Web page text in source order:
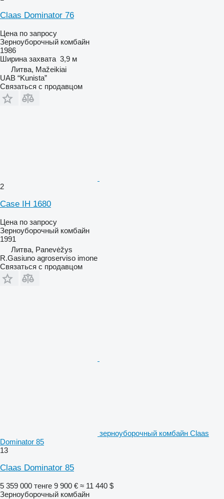
Claas Dominator 76
Цена по запросу
Зерноуборочный комбайн
1986
Ширина захвата 3,9 м
Литва, Mažeikiai
UAB “Kunista”
Связаться с продавцом
2
Case IH 1680
Цена по запросу
Зерноуборочный комбайн
1991
Литва, Panevėžys
R.Gasiuno agroserviso imone
Связаться с продавцом
зерноуборочный комбайн Claas
Dominator 85
13
Claas Dominator 85
5 359 000 тенге 9 900 € ≈ 11 440 $
Зерноуборочный комбайн